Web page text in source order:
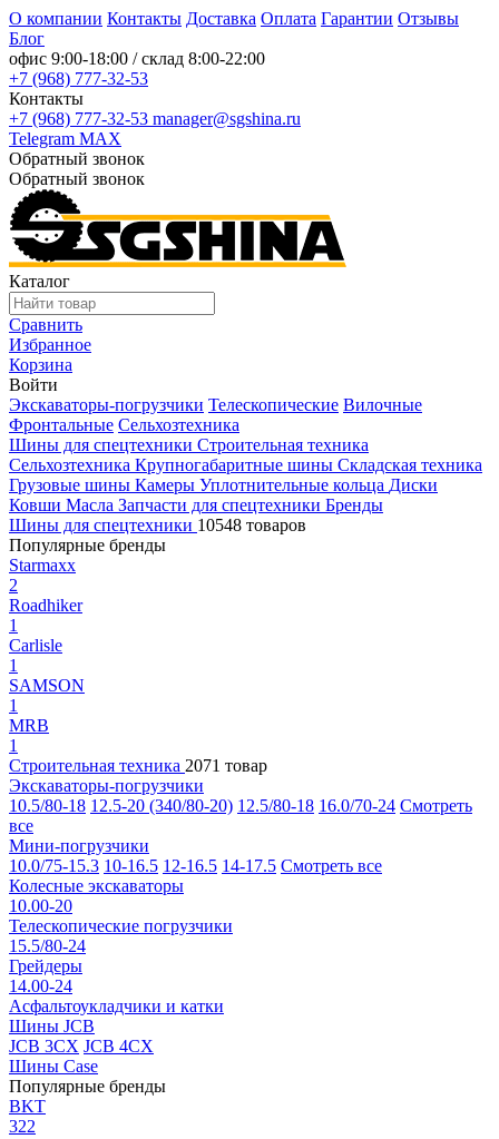
О компании Контакты Доставка Оплата Гарантии Отзывы
Блог
офис 9:00-18:00 / склад 8:00-22:00
+7 (968) 777-32-53
Контакты
+7 (968) 777-32-53 manager@sgshina.ru
Telegram MAX
Обратный звонок
Обратный звонок
Каталог
Сравнить
Избранное
Корзина
Войти
Экскаваторы-погрузчики Телескопические Вилочные
Фронтальные Сельхозтехника
Шины для спецтехники Строительная техника
Сельхозтехника Крупногабаритные шины Складская техника
Грузовые шины Камеры Уплотнительные кольца Диски
Ковши Масла Запчасти для спецтехники Бренды
Шины для спецтехники 10548 товаров
Популярные бренды
Starmaxx
2
Roadhiker
1
Carlisle
1
SAMSON
1
MRB
1
Строительная техника 2071 товар
Экскаваторы-погрузчики
10.5/80-18 12.5-20 (340/80-20) 12.5/80-18 16.0/70-24 Смотреть
все
Мини-погрузчики
10.0/75-15.3 10-16.5 12-16.5 14-17.5 Смотреть все
Колесные экскаваторы
10.00-20
Телескопические погрузчики
15.5/80-24
Грейдеры
14.00-24
Асфальтоукладчики и катки
Шины JCB
JCB 3CX JCB 4CX
Шины Case
Популярные бренды
BKT
322